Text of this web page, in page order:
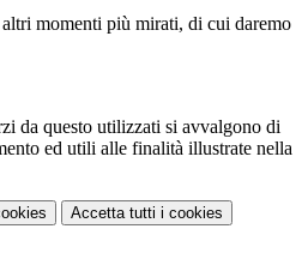
altri momenti più mirati, di cui daremo
da questo utilizzati si avvalgono di
ed utili alle finalità illustrate nella
Accetta tutti i cookies